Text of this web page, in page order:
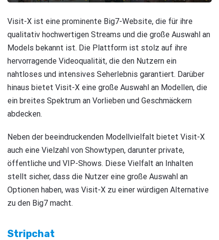
Visit-X ist eine prominente Big7-Website, die für ihre
qualitativ hochwertigen Streams und die große Auswahl an
Models bekannt ist. Die Plattform ist stolz auf ihre
hervorragende Videoqualität, die den Nutzern ein
nahtloses und intensives Seherlebnis garantiert. Darüber
hinaus bietet Visit-X eine große Auswahl an Modellen, die
ein breites Spektrum an Vorlieben und Geschmäckern
abdecken.
Neben der beeindruckenden Modellvielfalt bietet Visit-X
auch eine Vielzahl von Showtypen, darunter private,
öffentliche und VIP-Shows. Diese Vielfalt an Inhalten
stellt sicher, dass die Nutzer eine große Auswahl an
Optionen haben, was Visit-X zu einer würdigen Alternative
zu den Big7 macht.
Stripchat